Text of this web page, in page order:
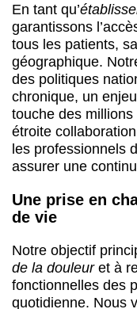
En tant qu’
garantissons
tous les patients,
géographique.
des politiques
chronique, un
touche des
étroite
les professionnels
assurer une
Une prise en
de vie
Notre objectif
de la douleuret à
fonctionnelles des
quotidienne. Nous